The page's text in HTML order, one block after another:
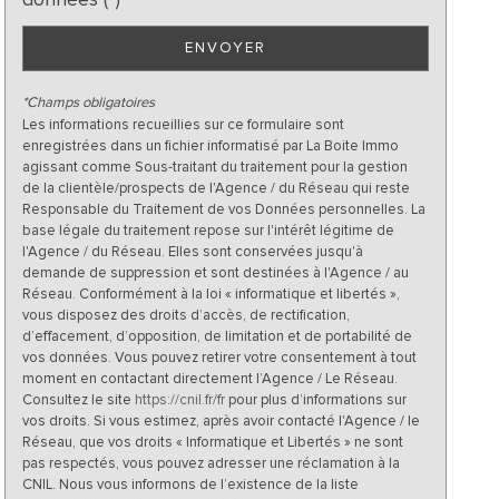
ENVOYER
*Champs obligatoires
Les informations recueillies sur ce formulaire sont
enregistrées dans un fichier informatisé par La Boite Immo
agissant comme Sous-traitant du traitement pour la gestion
de la clientèle/prospects de l'Agence / du Réseau qui reste
Responsable du Traitement de vos Données personnelles. La
base légale du traitement repose sur l'intérêt légitime de
l'Agence / du Réseau. Elles sont conservées jusqu'à
demande de suppression et sont destinées à l'Agence / au
Réseau. Conformément à la loi « informatique et libertés »,
vous disposez des droits d’accès, de rectification,
d’effacement, d’opposition, de limitation et de portabilité de
vos données. Vous pouvez retirer votre consentement à tout
moment en contactant directement l’Agence / Le Réseau.
Consultez le site https://cnil.fr/fr pour plus d’informations sur
vos droits. Si vous estimez, après avoir contacté l'Agence / le
Réseau, que vos droits « Informatique et Libertés » ne sont
pas respectés, vous pouvez adresser une réclamation à la
CNIL. Nous vous informons de l’existence de la liste